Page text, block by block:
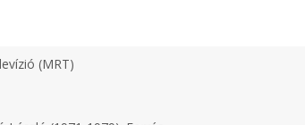
(MRT)